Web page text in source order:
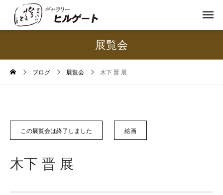
展覧会
ブログ 展覧会 木下 晋 展
この展覧会は終了しました 絵画
木下 晋 展